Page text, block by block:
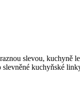
slevou,
kuchyňské